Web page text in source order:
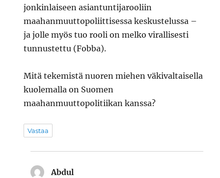
jonkinlaiseen asiantuntijarooliin
maahanmuuttopoliittisessa keskustelussa –
ja jolle myös tuo rooli on melko virallisesti
tunnustettu (Fobba).
Mitä tekemistä nuoren miehen väkivaltaisella
kuolemalla on Suomen
maahanmuuttopolitiikan kanssa?
Vastaa
Abdul